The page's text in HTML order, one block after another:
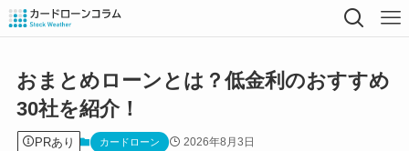
おまとめローンとは？低金利のおすすめ
30社を紹介！
PRあり カードローン 2026年8月3日